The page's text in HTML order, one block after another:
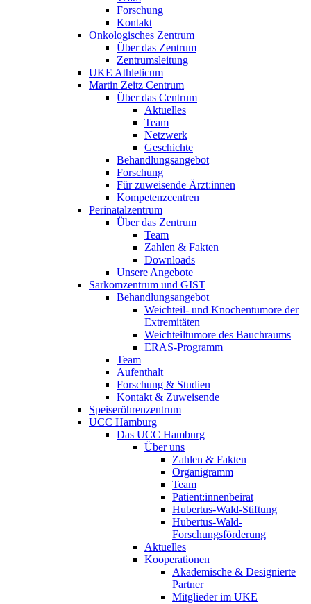
Forschung
Kontakt
Onkologisches Zentrum
Über das Zentrum
Zentrumsleitung
UKE Athleticum
Martin Zeitz Centrum
Über das Centrum
Aktuelles
Team
Netzwerk
Geschichte
Behandlungsangebot
Forschung
Für zuweisende Ärzt:innen
Kompetenzcentren
Perinatalzentrum
Über das Zentrum
Team
Zahlen & Fakten
Downloads
Unsere Angebote
Sarkomzentrum und GIST
Behandlungsangebot
Weichteil- und Knochentumore der
Extremitäten
Weichteiltumore des Bauchraums
ERAS-Programm
Team
Aufenthalt
Forschung & Studien
Kontakt & Zuweisende
Speiseröhrenzentrum
UCC Hamburg
Das UCC Hamburg
Über uns
Zahlen & Fakten
Organigramm
Team
Patient:innenbeirat
Hubertus-Wald-Stiftung
Hubertus-Wald-
Forschungsförderung
Aktuelles
Kooperationen
Akademische & Designierte
Partner
Mitglieder im UKE